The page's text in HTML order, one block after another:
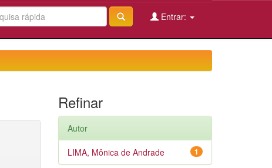
Entrar:
Refinar
Autor
1
LIMA, Mônica de Andrade